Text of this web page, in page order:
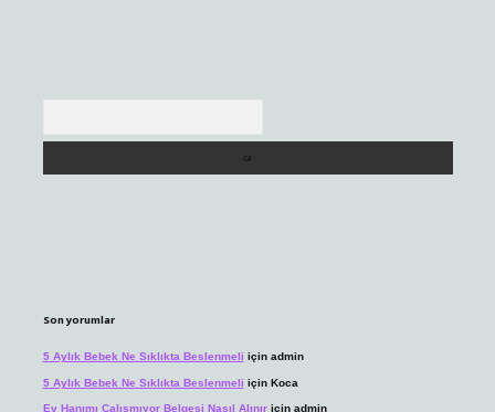
Son yorumlar
5 Aylık Bebek Ne Sıklıkta Beslenmeli için admin
5 Aylık Bebek Ne Sıklıkta Beslenmeli için Koca
Ev Hanımı Çalışmıyor Belgesi Nasıl Alınıriçin admin